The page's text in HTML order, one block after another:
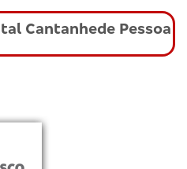
Cantanhede Pessoa